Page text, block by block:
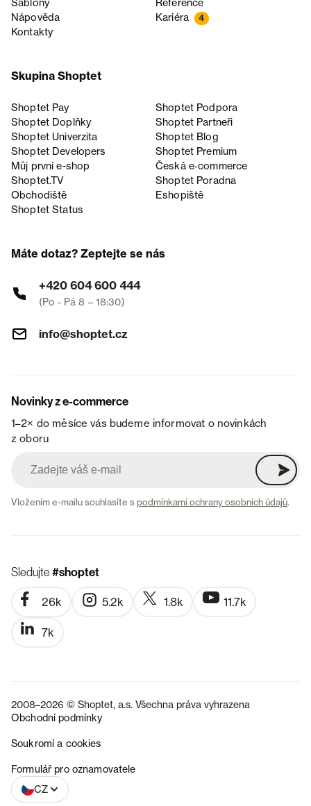
Šablony
Reference
Nápověda
Kariéra 4
Kontakty
Skupina Shoptet
Shoptet Pay
Shoptet Podpora
Shoptet Doplňky
Shoptet Partneři
Shoptet Univerzita
Shoptet Blog
Shoptet Developers
Shoptet Premium
Můj první e-shop
Česká e‑commerce
Shoptet.TV
Shoptet Poradna
Obchodiště
Eshopiště
Shoptet Status
Máte dotaz? Zeptejte se nás
+420 604 600 444
(Po - Pá 8 – 18:30)
info@shoptet.cz
Novinky z e-commerce
1–2× do měsíce vás budeme informovat o novinkách
z oboru
Vložením e-mailu souhlasíte spodmínkami ochrany osobních údajů.
Sledujte#shoptet
26k 5.2k 1.8k 11.7k
7k
2008–2026 © Shoptet, a.s. Všechna práva vyhrazena
Obchodní podmínky
Soukromí a cookies
Formulář pro oznamovatele
CZ